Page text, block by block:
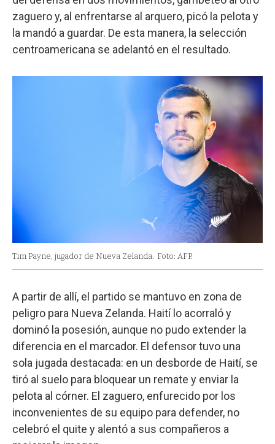
zaguero y, al enfrentarse al arquero, picó la pelota y
la mandó a guardar. De esta manera, la selección
centroamericana se adelantó en el resultado.
Tim Payne, jugador de Nueva Zelanda. Foto: AFP.
A partir de allí, el partido se mantuvo en zona de
peligro para Nueva Zelanda. Haití lo acorraló y
dominó la posesión, aunque no pudo extender la
diferencia en el marcador. El defensor tuvo una
sola jugada destacada: en un desborde de Haití, se
tiró al suelo para bloquear un remate y enviar la
pelota al córner. El zaguero, enfurecido por los
inconvenientes de su equipo para defender, no
celebró el quite y alentó a sus compañeros a